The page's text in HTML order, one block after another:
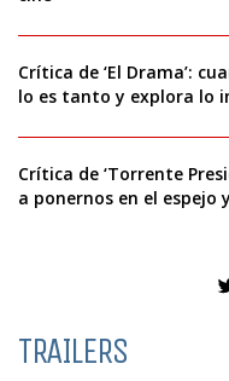
Crítica de ‘El Drama’:
lo es tanto y explora lo
Crítica de ‘Torrente
a ponernos en el
TRAILERS